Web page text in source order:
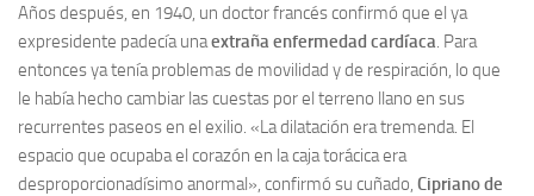
Biblioteca
Catálogo Biblioteca
Catálogo Hemeroteca
Fondo Mario J. Bonilla
Biblioteca-Novedades
Años después, en 1940, un doctor francés confirmó que el ya
expresidente padecía unaextraña enfermedad cardíaca. Para
entonces ya tenía problemas de movilidad y de respiración, lo que
le había hecho cambiar las cuestas por el terreno llano en sus
recurrentes paseos en el exilio. «La dilatación era tremenda. El
espacio que ocupaba el corazón en la caja torácica era
desproporcionadísimo anormal», confirmó su cuñado, Cipriano de